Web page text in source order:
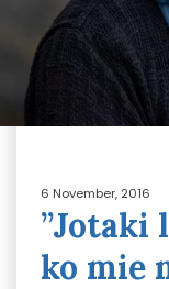
6 November, 2016
”Jotaki
ko mie